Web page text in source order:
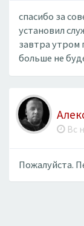
спасибо за
установил
завтра утром
больше не
Вс
Пожалуйста.